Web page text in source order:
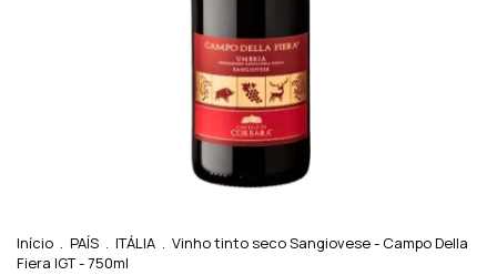
Início . PAÍS . ITÁLIA . Vinho tinto seco Sangiovese - Campo Della
Fiera IGT - 750ml